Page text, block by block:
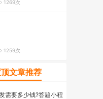
1269次
1259次
文章推荐
需要多少钱?答题小程